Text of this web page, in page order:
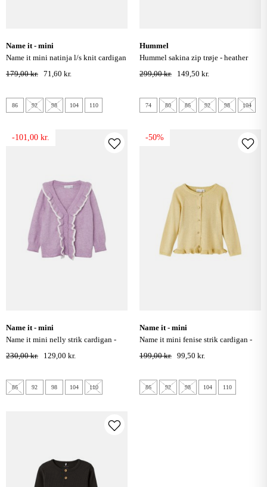
name it - mini
name it mini natinja l/s knit cardigan
179,00 kr. 71,60 kr.
86 92 98 104 110
hummel
hummel sakina zip trøje - heather
rose
299,00 kr. 149,50 kr.
74 80 86 92 98 104
-101,00 kr.
name it - mini
name it mini nelly strik cardigan -
smokey grape
230,00 kr. 129,00 kr.
86 92 98 104 110
-50%
name it - mini
name it mini fenise strik cardigan -
pineapple slice
199,00 kr. 99,50 kr.
86 92 98 104 110